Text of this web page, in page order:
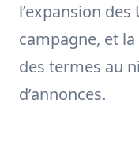
l’expansion des
campagne, et
des termes au
d’annonces.